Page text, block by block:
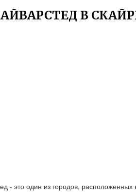
АЙВАРСТЕД В
- это один из городов,